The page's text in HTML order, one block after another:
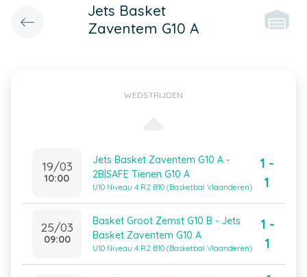
Jets Basket
Zaventem G10 A
WEDSTRIJDEN
19/03
10:00
Jets Basket Zaventem G10 A -
2B|SAFE Tienen G10 A
U10 Niveau 4 R2 B10 (Basketbal Vlaanderen)
1 -
1
25/03
09:00
Basket Groot Zemst G10 B - Jets
Basket Zaventem G10 A
U10 Niveau 4 R2 B10 (Basketbal Vlaanderen)
1 -
1